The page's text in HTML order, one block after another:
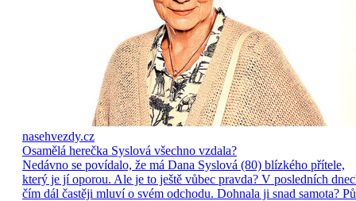
nasehvezdy.cz
Osamělá herečka Syslová všechno vzdala?
Nedávno se povídalo, že má Dana Syslová (80) blízkého přítele,
který je jí oporou. Ale je to ještě vůbec pravda? V posledních
čím dál častěji mluví o svém odchodu. Dohnala ji snad samota?